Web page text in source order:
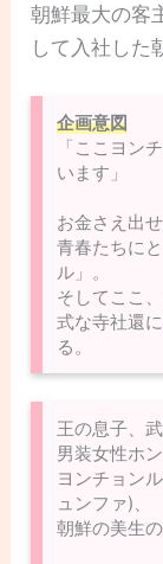
朝鮮最大の客
して入社した
企画意図
「ここヨン
います」
お金さえ出
青春たちに
ル」。
そしてここ
式な寺社還
る。
王の息子、
男装女性ホン
ヨンチョン
ュンファ)、
朝鮮の美生